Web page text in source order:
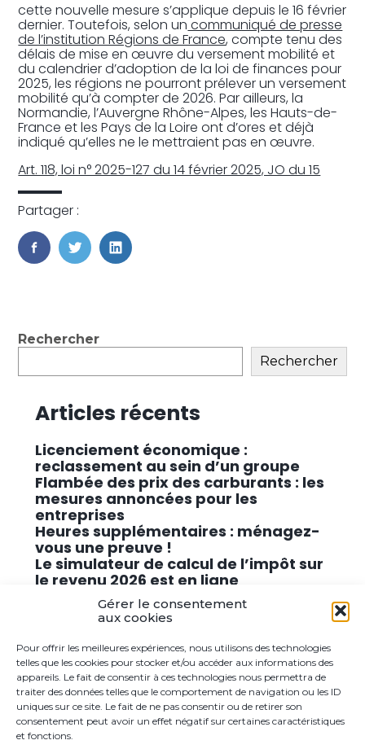
Gérer le consentement
aux cookies
Pour offrir les meilleures expériences, nous utilisons des technologies
telles que les cookies pour stocker et/ou accéder aux informations des
appareils. Le fait de consentir à ces technologies nous permettra de
traiter des données telles que le comportement de navigation ou les ID
uniques sur ce site. Le fait de ne pas consentir ou de retirer son
consentement peut avoir un effet négatif sur certaines caractéristiques
et fonctions.
cette nouvelle mesure s’applique depuis le 16 février
dernier. Toutefois, selon un communiqué de presse
de l’institution Régions de France, compte tenu des
délais de mise en œuvre du versement mobilité et
du calendrier d’adoption de la loi de finances pour
2025, les régions ne pourront prélever un versement
mobilité qu’à compter de 2026. Par ailleurs, la
Normandie, l’Auvergne Rhône-Alpes, les Hauts-de-
France et les Pays de la Loire ont d’ores et déjà
indiqué qu’elles ne le mettraient pas en œuvre.
Art. 118, loi n° 2025-127 du 14 février 2025, JO du 15
Partager :
FaceBook
TwitterLinkedIn
Blog
Rechercher
Rechercher
Articles récents
Licenciement économique :
reclassement au sein d’un groupe
Flambée des prix des carburants : les
mesures annoncées pour les
entreprises
Heures supplémentaires : ménagez-
vous une preuve !
Le simulateur de calcul de l’impôt sur
le revenu 2026 est en ligne
Promouvoir des solutions de
cybersécurité conformes au RGPD
Commentaires récents
Aucun commentaire à afficher.